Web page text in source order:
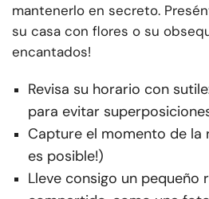
mantenerlo en secreto.
su casa con flores o su
encantados!
Revisa su horario con
para evitar
Capture el momento de la
es posible!)
Lleve consigo un pequeño